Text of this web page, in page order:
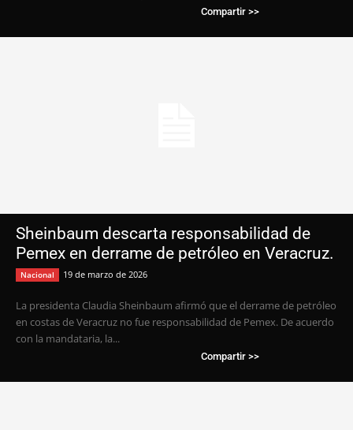
Compartir >>
Sheinbaum descarta responsabilidad de
Pemex en derrame de petróleo en Veracruz.
Nacional 19 de marzo de 2026
La presidenta Claudia Sheinbaum afirmó que el derrame de petróleo
en costas de Veracruz no fue responsabilidad de Pemex. De acuerdo
con la mandataria, la...
Compartir >>